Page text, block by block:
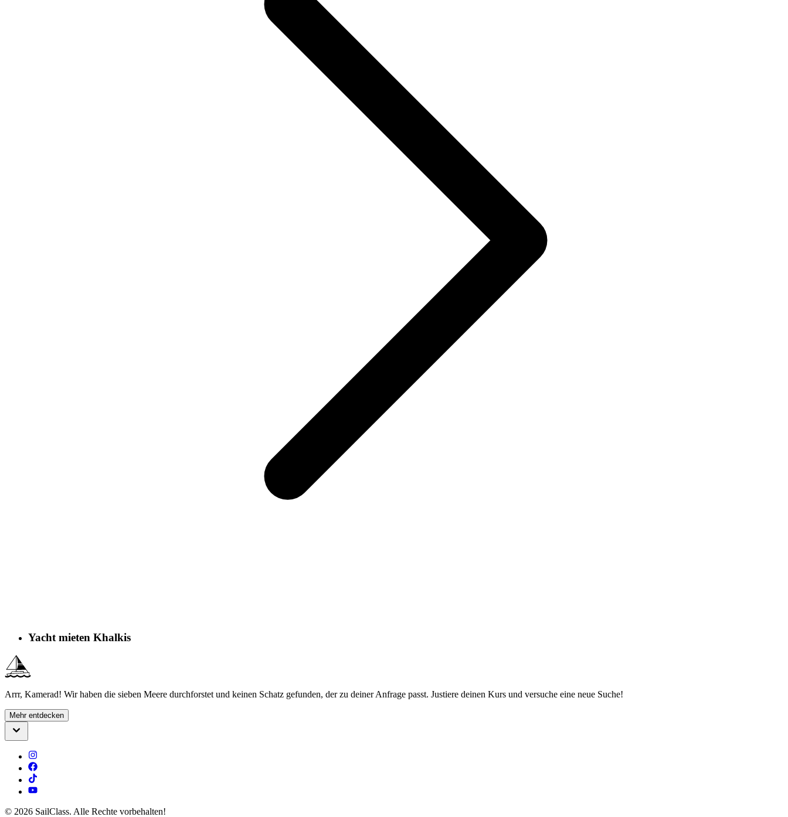
Yacht mieten Khalkis
Arrr, Kamerad! Wir haben die sieben Meere durchforstet und keinen Schatz gefunden, der zu deiner Anfrage passt. Justiere deinen Kurs und versuche eine neue Suche!
Mehr entdecken
© 2026 SailClass. Alle Rechte vorbehalten!